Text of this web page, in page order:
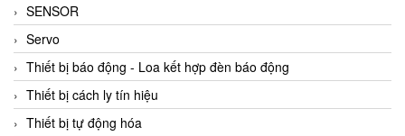
SENSOR
Servo
Thiết bị báo động - Loa kết hợp đèn báo động
Thiết bị cách ly tín hiệu
Thiết bị tự động hóa